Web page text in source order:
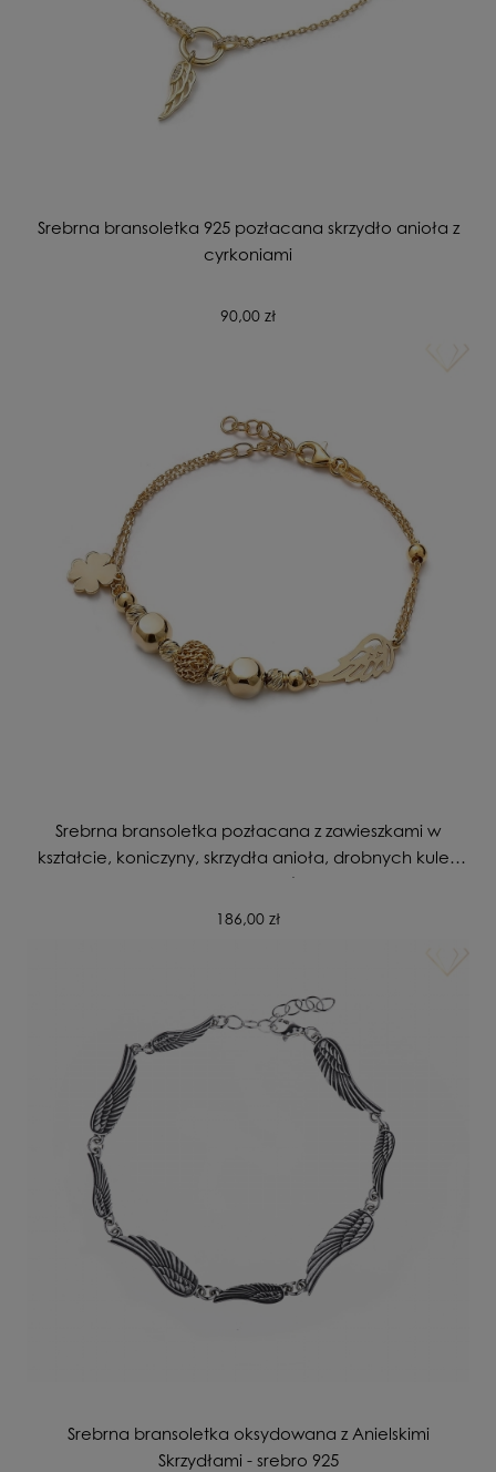
Srebrna bransoletka 925 pozłacana skrzydło anioła z
cyrkoniami
90,00 zł
Srebrna bransoletka pozłacana z zawieszkami w
kształcie, koniczyny, skrzydła anioła, drobnych kulek
oraz kwadratów.
186,00 zł
Srebrna bransoletka oksydowana z Anielskimi
Skrzydłami - srebro 925